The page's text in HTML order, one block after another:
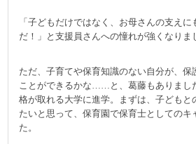
「子どもだけではなく、お母さんの支え
だ！」と支援員さんへの憧れが強くなりま
ただ、子育てや保育知識のない自分が、保
ことができるかな……と、葛藤もありまし
格が取れる大学に進学。まずは、子どもと
たいと思って、保育園で保育士としてのキ
た。